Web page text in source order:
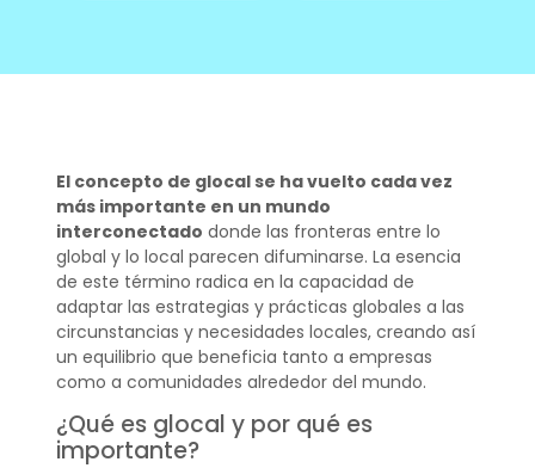
El concepto de glocal se ha vuelto cada vez
más importante en un mundo
interconectado donde las fronteras entre lo
global y lo local parecen difuminarse. La esencia
de este término radica en la capacidad de
adaptar las estrategias y prácticas globales a las
circunstancias y necesidades locales, creando así
un equilibrio que beneficia tanto a empresas
como a comunidades alrededor del mundo.
¿Qué es glocal y por qué es
importante?